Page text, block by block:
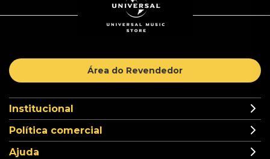
Área do Revendedor
Institucional
Política comercial
Ajuda